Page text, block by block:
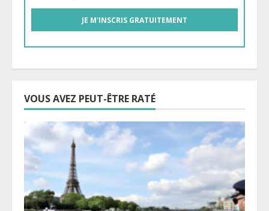
VOUS AVEZ PEUT-ÊTRE RATÉ